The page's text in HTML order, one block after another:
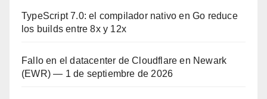
TypeScript 7.0: el compilador nativo en Go reduce
los builds entre 8x y 12x
Fallo en el datacenter de Cloudflare en Newark
(EWR) — 1 de septiembre de 2026